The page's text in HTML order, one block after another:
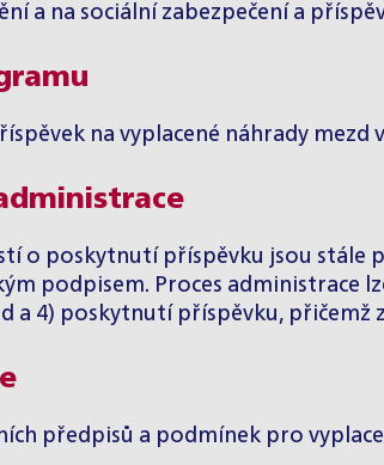
a na sociální zabezpečení a
na vyplacené náhrady mezd
o poskytnutí příspěvku jsou stále
podpisem. Proces administrace
a 4) poskytnutí příspěvku,
předpisů a podmínek pro